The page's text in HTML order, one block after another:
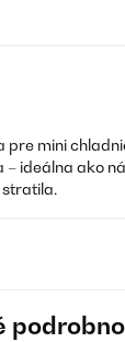
mini
ideálna ako
stratila.